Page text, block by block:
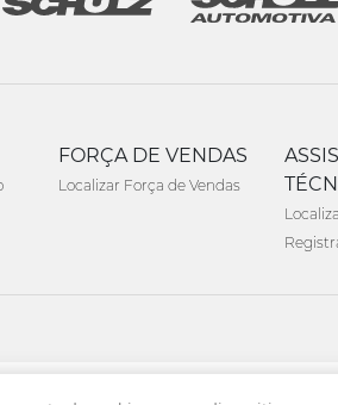
FORÇA DE VENDAS
Localizar Força de Vendas